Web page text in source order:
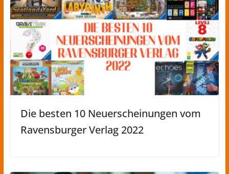
Die besten 10 Neuerscheinungen vom
Ravensburger Verlag 2022